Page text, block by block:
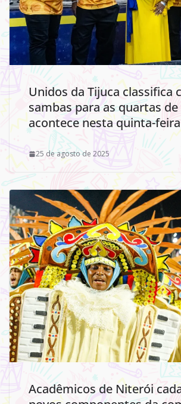
Unidos da Tijuca classifica
sambas para as quartas
acontece nesta quinta-feira
25 de agosto de 2025
Acadêmicos de Niterói